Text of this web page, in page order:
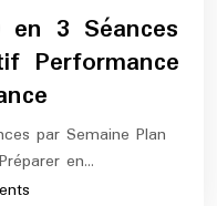
marathon
en 3 Séances
Performance
par Semaine Plan
en…